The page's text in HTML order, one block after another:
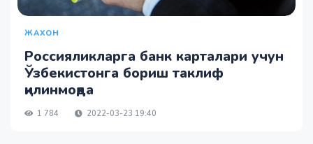
ЖАХОН
Россияликларга банк карталари учун
Ўзбекистонга бориш таклиф
қилинмоқда
1 784 2022-03-23 19:40